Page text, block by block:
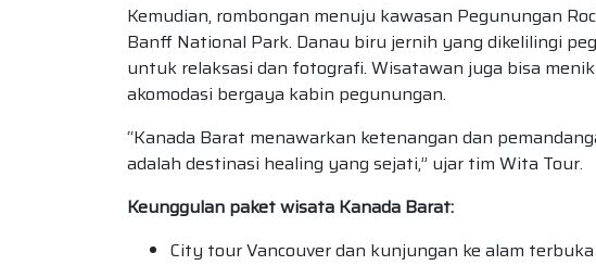
Kemudian, rombongan menuju kawasan Pegunungan
Banff National Park. Danau biru jernih yang dikelilingi
untuk relaksasi dan fotografi. Wisatawan juga bisa
akomodasi bergaya kabin pegunungan.
“Kanada Barat menawarkan ketenangan dan
adalah destinasi healing yang sejati,” ujar tim Wita Tour.
Keunggulan paket wisata Kanada Barat:
City tour Vancouver dan kunjungan ke alam terbuka